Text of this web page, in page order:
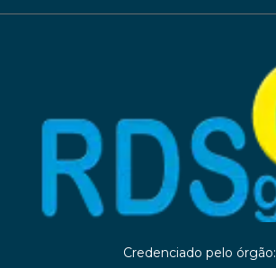
Credenciado pelo órgão: